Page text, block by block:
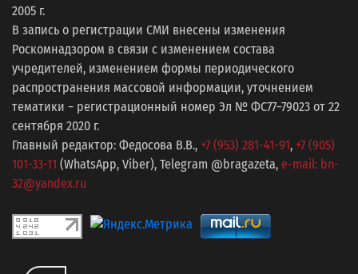
2005 г.
В запись о регистрации СМИ внесены изменения
Роскомнадзором в связи с изменением состава
учредителей, изменением формы периодического
распространения массовой информации, уточнением
тематики − регистрационный номер Эл № ФС77−79023 от 22
сентября 2020 г.
Главный редактор: Федосова В.В., +7 (953) 281-41-91, +7 (905)
101-33-11 (WhatsApp, Viber), Telegram @bragazeta, e-mail: bn-
32@yandex.ru